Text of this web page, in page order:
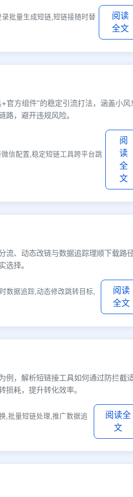
批量生成短链,短链接随时替
阅读
全文
官方组件”的稳定引流打法，涵盖小风
，避开违规风险。
信配置,稳定短链工具跨平台跳
阅
读
全
文
、动态改链与数据追踪理顺下载路径
择。
数据追踪,动态修改跳转目标,
阅读
全文
例，解析短链接工具如何通过防拦截
耗，提升转化效率。
,批量短链处理,推广数据追
阅读全
文